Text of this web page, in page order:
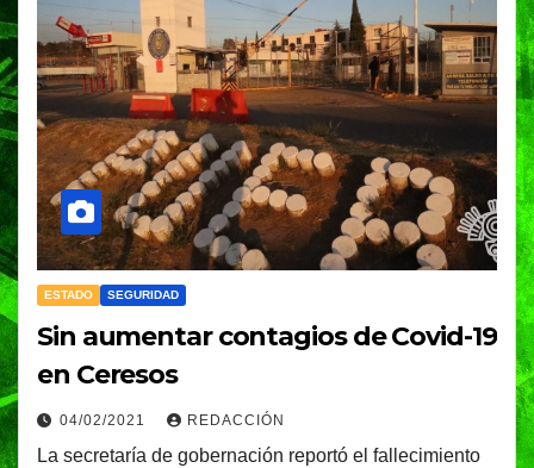
ESTADO SEGURIDAD
Sin aumentar contagios de Covid-19
en Ceresos
04/02/2021 REDACCIÓN
La secretaría de gobernación reportó el fallecimiento